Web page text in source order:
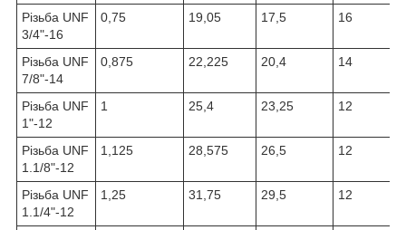
Різьба UNF
3/4"-16
0,75 19,05 17,5 16
Різьба UNF
7/8"-14
0,875 22,225 20,4 14
Різьба UNF
1"-12
1 25,4 23,25 12
Різьба UNF
1.1/8"-12
1,125 28,575 26,5 12
Різьба UNF
1.1/4"-12
1,25 31,75 29,5 12